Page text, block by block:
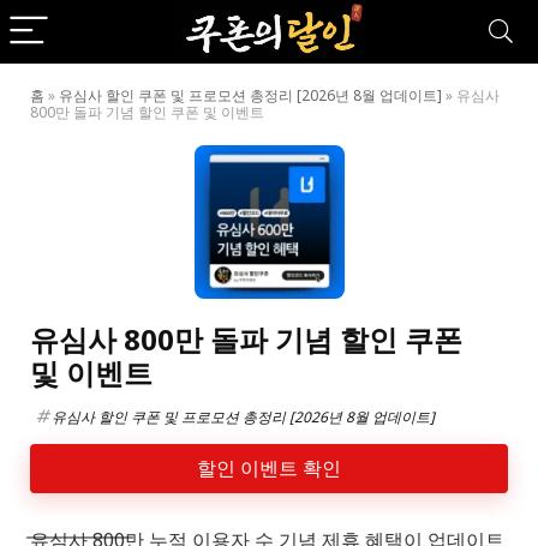
홈 » 유심사 할인 쿠폰 및 프로모션 총정리 [2026년 8월 업데이트] » 유심사
800만 돌파 기념 할인 쿠폰 및 이벤트
유심사 800만 돌파 기념 할인 쿠폰
및 이벤트
유심사 할인 쿠폰 및 프로모션 총정리 [2026년 8월 업데이트]
할인 이벤트 확인
유심사 800만 누적 이용자 수 기념 제휴 혜택이 업데이트